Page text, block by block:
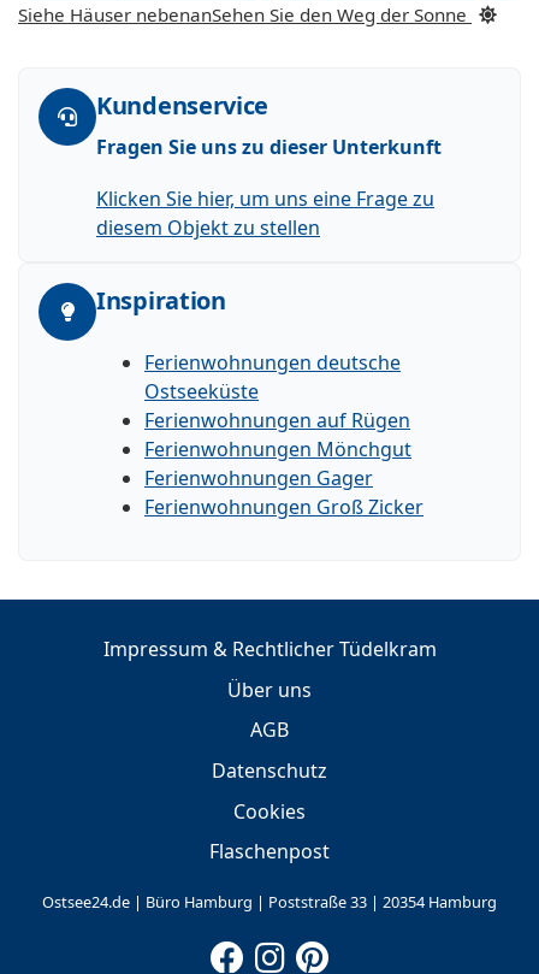
Siehe Häuser nebenanSehen Sie den Weg der Sonne
Kundenservice
Fragen Sie uns zu dieser Unterkunft
Klicken Sie hier, um uns eine Frage zu
diesem Objekt zu stellen
Inspiration
Ferienwohnungen deutsche
Ostseeküste
Ferienwohnungen auf Rügen
Ferienwohnungen Mönchgut
Ferienwohnungen Gager
Ferienwohnungen Groß Zicker
Impressum & Rechtlicher Tüdelkram
Über uns
AGB
Datenschutz
Cookies
Flaschenpost
Ostsee24.de | Büro Hamburg | Poststraße 33 | 20354 Hamburg